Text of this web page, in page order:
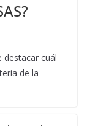
destacar cuál
de la